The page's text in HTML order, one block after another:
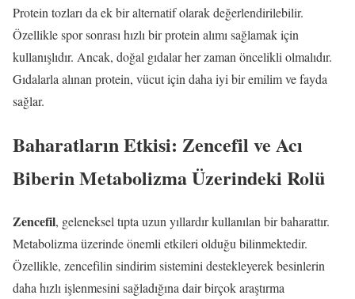
Protein tozları da ek bir alternatif olarak değerlendirilebilir.
Özellikle spor sonrası hızlı bir protein alımı sağlamak için
kullanışlıdır. Ancak, doğal gıdalar her zaman öncelikli olmalıdır.
Gıdalarla alınan protein, vücut için daha iyi bir emilim ve fayda
sağlar.
Baharatların Etkisi: Zencefil ve Acı
Biberin Metabolizma Üzerindeki Rolü
Zencefil, geleneksel tıpta uzun yıllardır kullanılan bir baharattır.
Metabolizma üzerinde önemli etkileri olduğu bilinmektedir.
Özellikle, zencefilin sindirim sistemini destekleyerek besinlerin
daha hızlı işlenmesini sağladığına dair birçok araştırma